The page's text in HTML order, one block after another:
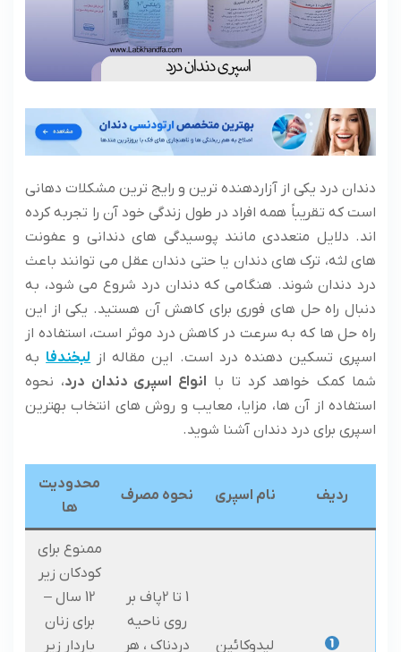
دندان درد یکی از آزاردهنده ترین و رایج ترین مشکلات دهانی
است که تقریباً همه افراد در طول زندگی خود آن را تجربه کرده
اند. دلایل متعددی مانند پوسیدگی های دندانی و عفونت
های لثه، ترک های دندان یا حتی دندان عقل می توانند باعث
درد دندان شوند. هنگامی که دندان درد شروع می شود، به
دنبال راه حل های فوری برای کاهش آن هستید. یکی از این
راه حل ها که به سرعت در کاهش درد موثر است، استفاده از
اسپری تسکین دهنده درد است. این مقاله از لبخندفا به
شما کمک خواهد کرد تا با انواع اسپری دندان درد، نحوه
استفاده از آن ها، مزایا، معایب و روش های انتخاب بهترین
اسپری برای درد دندان آشنا شوید.
ردیف نام اسپری نحوه مصرف
محدودیت
ها
لیدوکائین
1 تا 2پاف بر
روی ناحیه
دردناک ، هر
ممنوع برای
کودکان زیر
12 سال –
برای زنان
باردار زیر